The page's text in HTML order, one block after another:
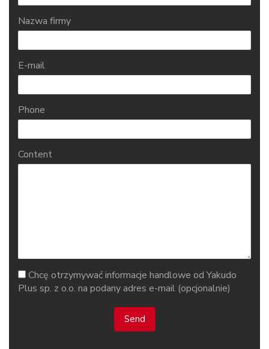
Nazwa firmy
E-mail
Phone
Content
Chcę otrzymywać informacje handlowe od Yakudo
Plus sp. z o.o. na podany adres e-mail (opcjonalnie)
Send